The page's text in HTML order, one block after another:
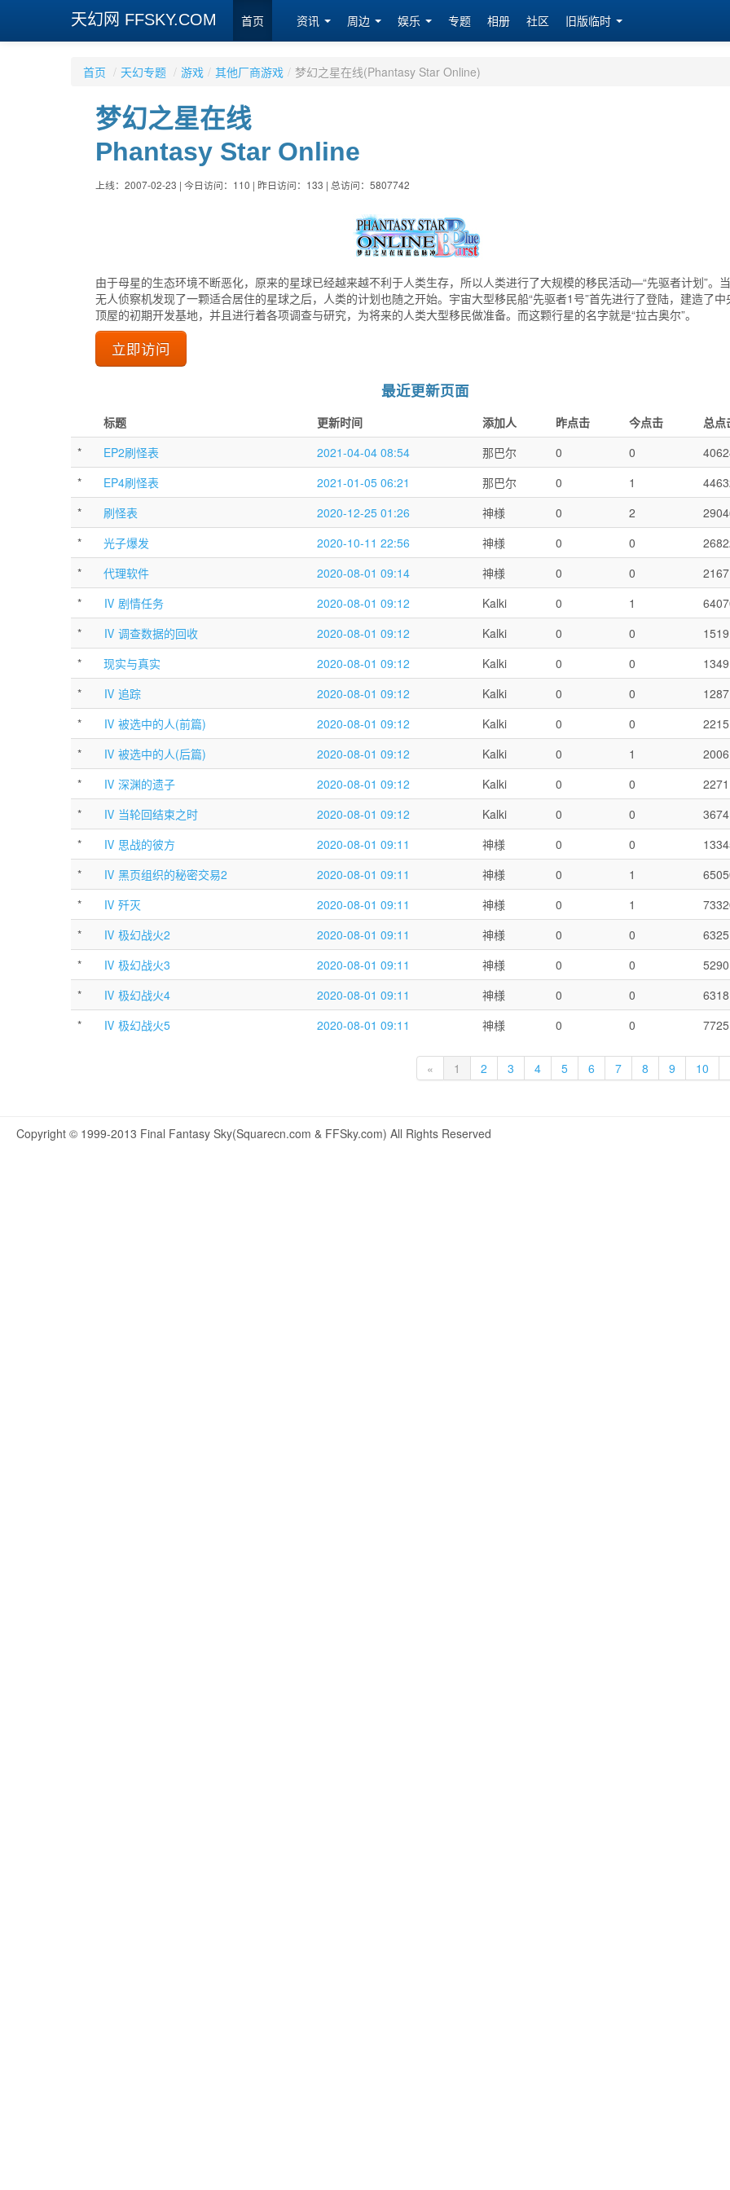
天幻网 FFSKY.COM 首页 资讯 周边 娱乐 专题 相册 社区 旧版临时
首页 / 天幻专题 / 游戏 / 其他厂商游戏 / 梦幻之星在线(Phantasy Star Online)
梦幻之星在线
Phantasy Star Online
上线：2007-02-23 | 今日访问：110 | 昨日访问：133 | 总访问：5807742
由于母星的生态环境不断恶化，原来的星球已经越来越不利于人类生存，所以人类进行了大规模的移民活动—“先驱者计划”。
无人侦察机发现了一颗适合居住的星球之后，人类的计划也随之开始。宇宙大型移民船“先驱者1号”首先进行了登陆，建造了中
顶屋的初期开发基地，并且进行着各项调查与研究，为将来的人类大型移民做准备。而这颗行星的名字就是“拉古奥尔”。
立即访问
最近更新页面
标题
更新时间 添加人 昨点击 今点击
总点
*
EP2刷怪表 2021-04-04 08:54 那巴尔 0 0
*
EP4刷怪表 2021-01-05 06:21 那巴尔 0 1
*
刷怪表 2020-12-25 01:26 神様 0 2
*
光子爆发 2020-10-11 22:56 神様 0 0
*
代理软件 2020-08-01 09:14 神様 0 0
2167
*
Ⅳ 剧情任务 2020-08-01 09:12 Kalki 0 1
*
Ⅳ 调查数据的回收 2020-08-01 09:12 Kalki 0 0
1519
*
现实与真实 2020-08-01 09:12 Kalki 0 0
1349
*
Ⅳ 追踪 2020-08-01 09:12 Kalki 0 0
1287
*
Ⅳ 被选中的人(前篇) 2020-08-01 09:12 Kalki 0 0
2215
*
Ⅳ 被选中的人(后篇) 2020-08-01 09:12 Kalki 0 1
2006
*
Ⅳ 深渊的遗子 2020-08-01 09:12 Kalki 0 0
2271
*
Ⅳ 当轮回结束之时 2020-08-01 09:12 Kalki 0 0
3674
*
Ⅳ 思战的彼方 2020-08-01 09:11 神様 0 0
*
Ⅳ 黑页组织的秘密交易2 2020-08-01 09:11 神様 0 1
*
Ⅳ 歼灭 2020-08-01 09:11 神様 0 1
*
Ⅳ 极幻战火2 2020-08-01 09:11 神様 0 0
6325
*
Ⅳ 极幻战火3 2020-08-01 09:11 神様 0 0
5290
*
Ⅳ 极幻战火4 2020-08-01 09:11 神様 0 0
6318
*
Ⅳ 极幻战火5 2020-08-01 09:11 神様 0 0 7725
« 1 2 3 4 5 6 7 8 9 10
Copyright © 1999-2013 Final Fantasy Sky(Squarecn.com & FFSky.com) All Rights Reserved